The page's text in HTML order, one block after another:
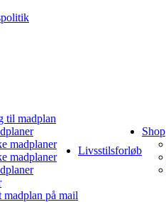
til madplan
madplaner
madplaner
madplan på mail
Livsstilsforløb
Shop